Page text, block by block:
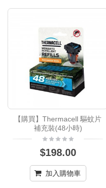
【購買】Thermacell 驅蚊片
補充裝(48小時)
$198.00
加入購物車